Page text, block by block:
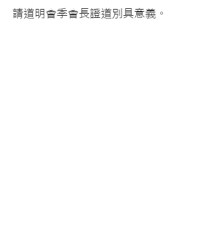
請道明會季會長證道別具意義。